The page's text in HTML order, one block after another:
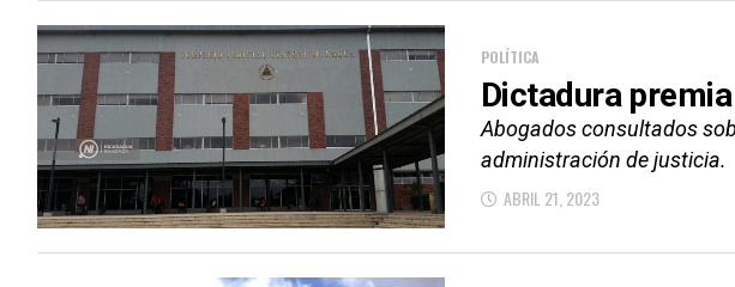
POLÍTICA
Dictadura
Abogados consultados
administración de justicia.
ABRIL 21, 2023